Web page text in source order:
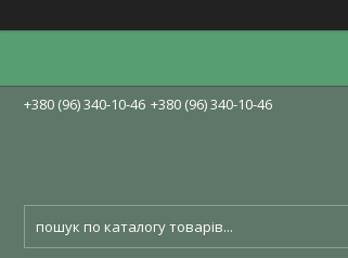
+380 (96) 340-10-46 +380 (96) 340-10-46